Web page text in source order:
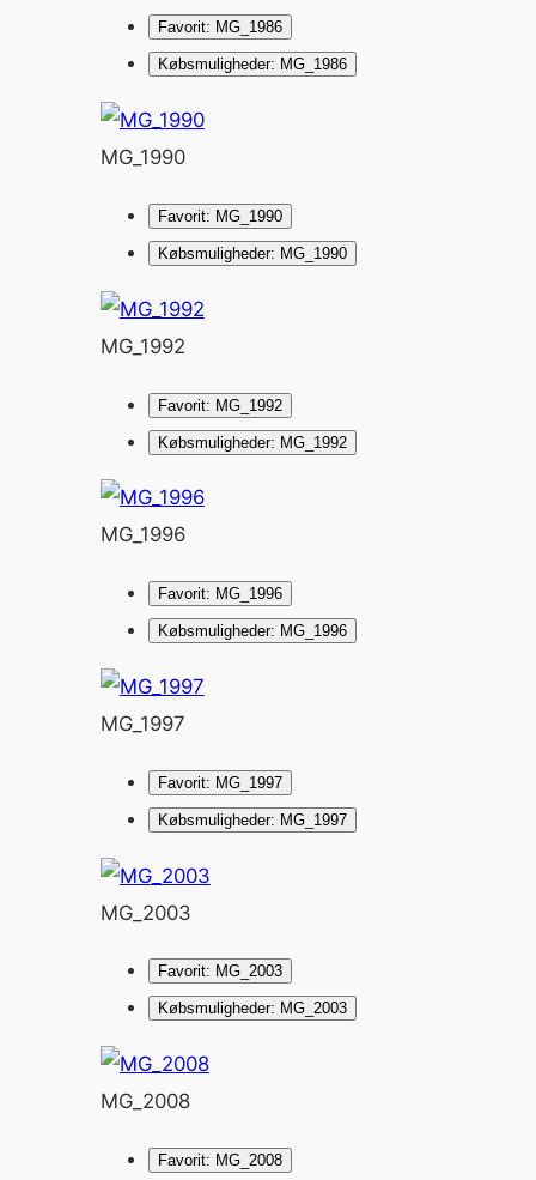
Favorit: MG_1986
Købsmuligheder: MG_1986
MG_1990
Favorit: MG_1990
Købsmuligheder: MG_1990
MG_1992
Favorit: MG_1992
Købsmuligheder: MG_1992
MG_1996
Favorit: MG_1996
Købsmuligheder: MG_1996
MG_1997
Favorit: MG_1997
Købsmuligheder: MG_1997
MG_2003
Favorit: MG_2003
Købsmuligheder: MG_2003
MG_2008
Favorit: MG_2008